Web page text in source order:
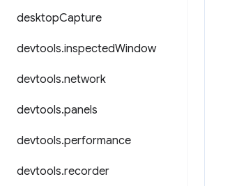
desktopCapture
devtools.inspectedWindow
devtools.network
devtools.panels
devtools.performance
devtools.recorder